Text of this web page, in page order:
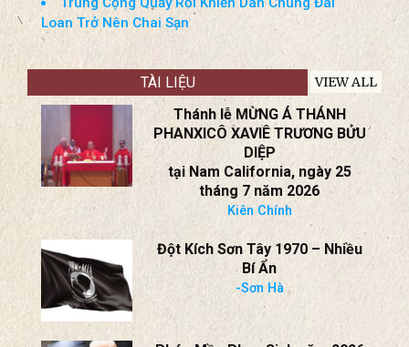
Hộ Tống Các Nhà Báo
Phó Tổng Thống Vance Và Phu Nhân Vừa Có
Đứa Con Thứ Tư
Ông Lại Cảnh Báo Về “Khủng Bố Đỏ” Từ Bắc
Trung Cộng Quấy Rối Khiến Dân Chúng Đài
Loan Trở Nên Chai Sạn
VIEW ALL
Thánh lễ MỪNG Á THÁNH
PHANXICÔ XAVIÊ TRƯƠNG BỬU
DIỆP
tại Nam California, ngày 25
tháng 7 năm 2026